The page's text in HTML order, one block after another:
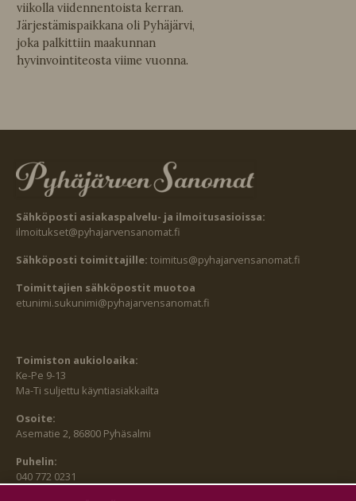
viikolla viidennentoista kerran.
Järjestämispaikkana oli Pyhäjärvi,
joka palkittiin maakunnan
hyvinvointiteosta viime vuonna.
Sähköposti asiakaspalvelu- ja ilmoitusasioissa:
ilmoitukset@pyhajarvensanomat.fi
Sähköposti toimittajille: toimitus@pyhajarvensanomat.fi
Toimittajien sähköpostit muotoa
etunimi.sukunimi@pyhajarvensanomat.fi
Toimiston aukioloaika:
Ke-Pe 9-13
Ma-Ti suljettu käyntiasiakkailta
Osoite:
Asematie 2, 86800 Pyhäsalmi
Puhelin:
040 772 0231